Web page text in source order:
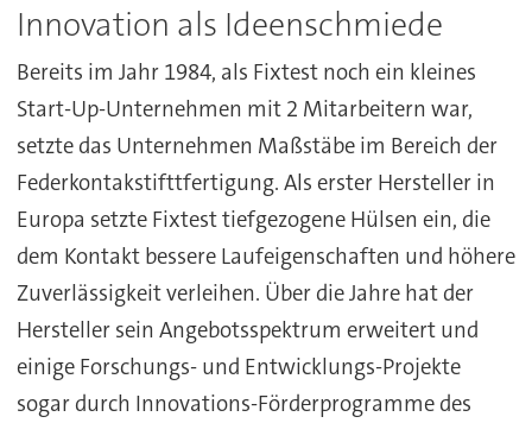
Innovation als Ideenschmiede
Bereits im Jahr 1984, als Fixtest noch ein kleines
Start-Up-Unternehmen mit 2 Mitarbeitern war,
setzte das Unternehmen Maßstäbe im Bereich der
Federkontakstifttfertigung. Als erster Hersteller in
Europa setzte Fixtest tiefgezogene Hülsen ein, die
dem Kontakt bessere Laufeigenschaften und höhere
Zuverlässigkeit verleihen. Über die Jahre hat der
Hersteller sein Angebotsspektrum erweitert und
einige Forschungs- und Entwicklungs-Projekte
sogar durch Innovations-Förderprogramme des